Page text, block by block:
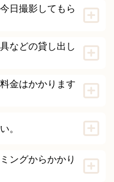
日撮影してもら
などの貸し出し
金はかかります
。
ングからかかり